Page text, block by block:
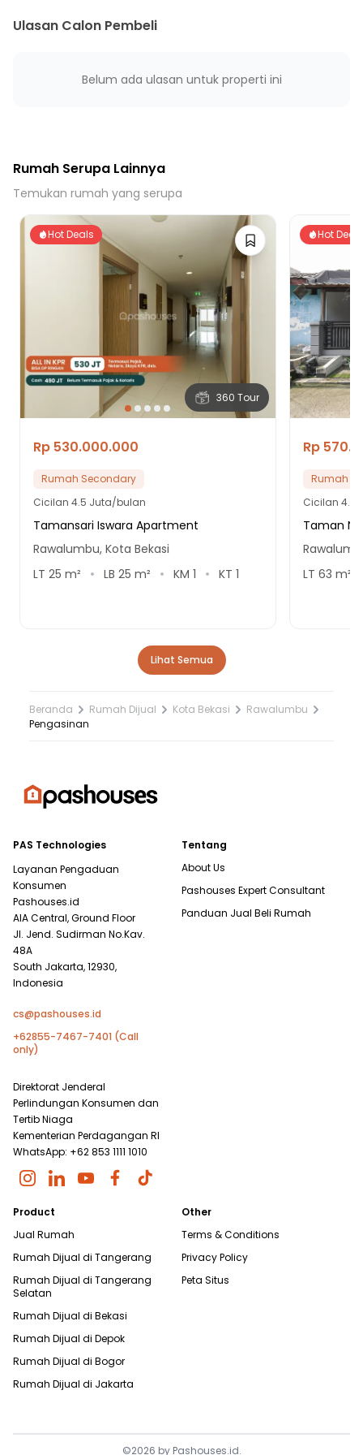
20 menit ke Gerbang Tol Bekasi Barat 1
Ulasan Calon Pembeli
Belum ada ulasan untuk properti ini
Rumah Serupa Lainnya
Temukan rumah yang serupa
360 Tour
Hot Deals
Rp 530.000.000
Rumah Secondary
Cicilan 4.5 Juta/bulan
Tamansari Iswara Apartment
Rawalumbu, Kota Bekasi
LT 25 m² LB 25 m² KM 1 KT 1
Hot Deals
Rp
Rumah
Cicilan 4.8
Taman
LT 63 m²
Lihat Semua
Beranda Rumah Dijual Kota Bekasi
Rawalumbu
Pengasinan
PAS Technologies
Layanan Pengaduan
Konsumen
Pashouses.id
AIA Central, Ground Floor
Jl. Jend. Sudirman No.Kav.
48A
South Jakarta, 12930,
Indonesia
cs@pashouses.id
+62855-7467-7401 (Call
only)
Direktorat Jenderal
Perlindungan Konsumen dan
Tertib Niaga
Kementerian Perdagangan RI
WhatsApp: +62 853 1111 1010
Tentang
About Us
Pashouses Expert Consultant
Panduan Jual Beli Rumah
Product
Jual Rumah
Rumah Dijual di Tangerang
Rumah Dijual di Tangerang
Selatan
Rumah Dijual di Bekasi
Rumah Dijual di Depok
Rumah Dijual di Bogor
Rumah Dijual di Jakarta
Other
Terms & Conditions
Privacy Policy
Peta Situs
©2026 by Pashouses.id.